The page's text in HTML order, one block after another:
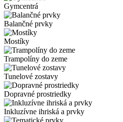
Gymcentrá
Balančné prvky
Mostíky
Trampolíny do zeme
Tunelové zostavy
Dopravné prostriedky
Inkluzívne ihriská a prvky